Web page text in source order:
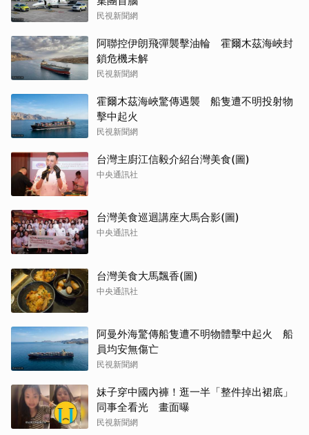
民視新聞網
阿聯控伊朗飛彈襲擊油輪 霍爾木茲海峽封
鎖危機未解
民視新聞網
霍爾木茲海峽驚傳遇襲 船隻遭不明投射物
擊中起火
民視新聞網
台灣主廚江信毅介紹台灣美食(圖)
中央通訊社
台灣美食巡迴講座大馬合影(圖)
中央通訊社
台灣美食大馬飄香(圖)
中央通訊社
阿曼外海驚傳船隻遭不明物體擊中起火 船
員均安無傷亡
民視新聞網
妹子穿中國內褲！逛一半「整件掉出裙底」
同事全看光 畫面曝
民視新聞網